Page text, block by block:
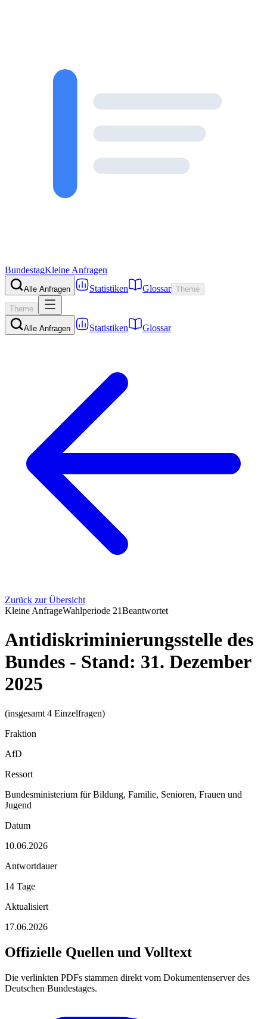
BundestagKleine Anfragen
Alle Anfragen Statistiken Glossar Theme
Theme
Alle Anfragen Statistiken Glossar
Zurück zur Übersicht
Kleine AnfrageWahlperiode 21Beantwortet
Antidiskriminierungsstelle des
Bundes - Stand: 31. Dezember
2025
(insgesamt 4 Einzelfragen)
Fraktion
AfD
Ressort
Bundesministerium für Bildung, Familie, Senioren, Frauen und
Jugend
Datum
10.06.2026
Antwortdauer
14 Tage
Aktualisiert
17.06.2026
Offizielle Quellen und Volltext
Die verlinkten PDFs stammen direkt vom Dokumentenserver des
Deutschen Bundestages.